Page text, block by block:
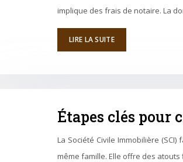
implique des frais de notaire. La
LIRE LA SUITE
Étapes clés pour
La Société Civile Immobilière
même famille. Elle offre des